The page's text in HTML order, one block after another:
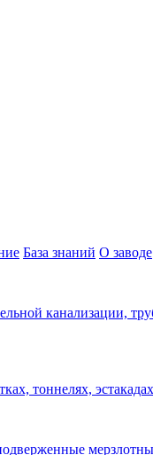
База знаний О заводе
канализации,
тоннелях,